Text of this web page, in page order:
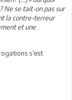
Ne se tait-on pas sur
la contre-terreur
et une
s’est